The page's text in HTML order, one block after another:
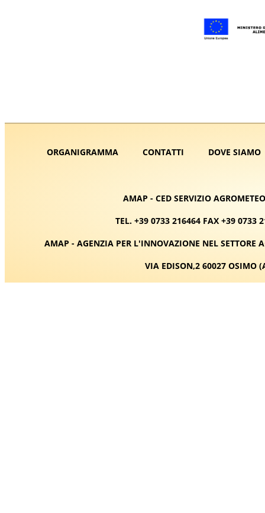
ORGANIGRAMMA CONTATTI DOVE SIAMO
AMAP - CED SERVIZIO
TEL. +39 0733 216464 FAX +39 0733
AMAP - AGENZIA PER L'INNOVAZIONE NEL SETTORE
VIA EDISON,2 60027 OSIMO